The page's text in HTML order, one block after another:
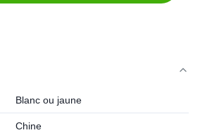
Blanc ou jaune
Chine